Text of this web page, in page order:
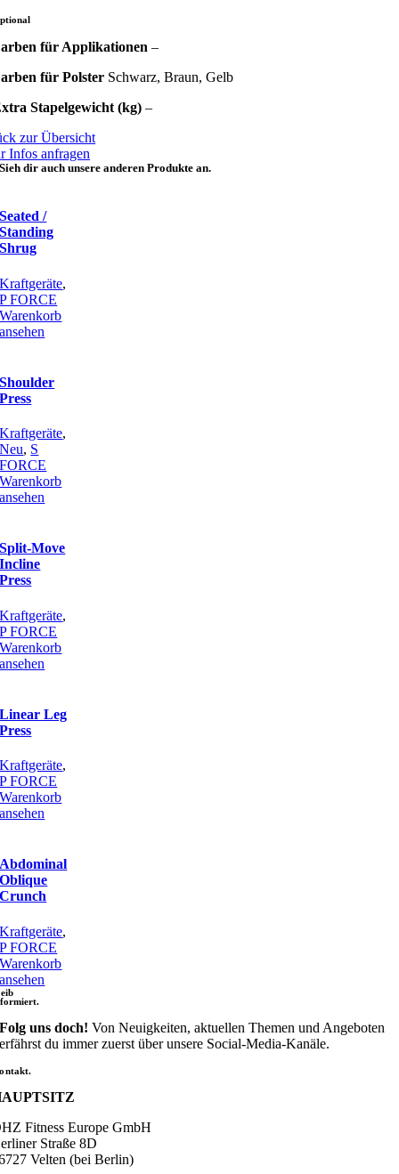
für Applikationen –
für Polster Schwarz, Braun, Gelb
Stapelgewicht (kg) –
zur Übersicht
Infos anfragen
Sieh dir auch unsere anderen Produkte an.
Seated /
Standing
Shrug
Kraftgeräte,
P FORCE
Warenkorb
ansehen
Shoulder
Press
Kraftgeräte,
Neu, S
FORCE
Warenkorb
ansehen
Split-Move
Incline
Press
Kraftgeräte,
P FORCE
Warenkorb
ansehen
Linear Leg
Press
Kraftgeräte,
P FORCE
Warenkorb
ansehen
Abdominal
Oblique
Crunch
Kraftgeräte,
P FORCE
Warenkorb
ansehen
Folg uns doch! Von Neuigkeiten, aktuellen Themen und Angeboten
erfährst du immer zuerst über unsere Social-Media-Kanäle.
Fitness Europe GmbH
Straße 8D
Velten (bei Berlin)